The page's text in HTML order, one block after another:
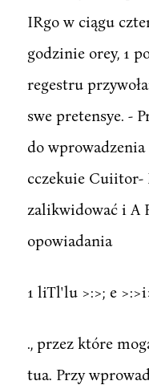
IRgo w ciągu
godzinie orey, 1
regestru
swe pretensye. -
do
cczekuie Cuiitor-
zalikwidować i A
opowiadania
1 liTl'lu >:>; e
., przez które
tua. Przy